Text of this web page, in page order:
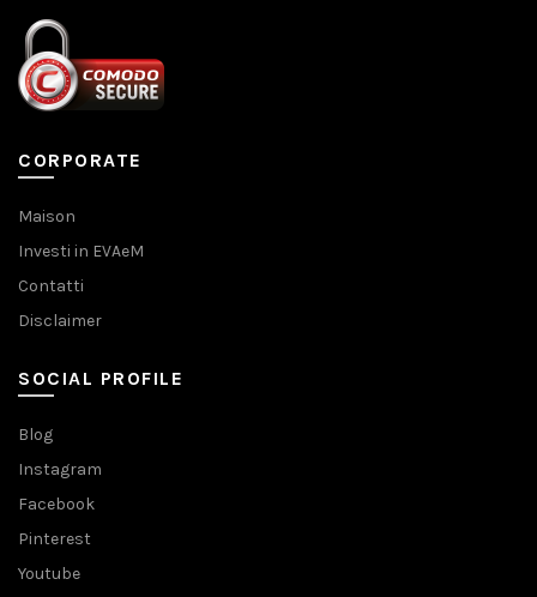
CORPORATE
Maison
Investi in EVAeM
Contatti
Disclaimer
SOCIAL PROFILE
Blog
Instagram
Facebook
Pinterest
Youtube